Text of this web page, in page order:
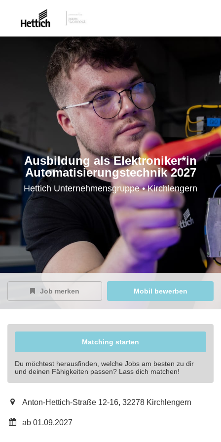
Ausbildung als Elektroniker*in
Automatisierungs­technik 2027
Hettich Unternehmensgruppe • Kirchlengern
Job merken Mobil bewerben
Matching starten
Du möchtest herausfinden, welche Jobs am besten zu dir
und deinen Fähigkeiten passen? Lass dich matchen!
Anton-Hettich-Straße 12-16, 32278 Kirchlengern
ab 01.09.2027